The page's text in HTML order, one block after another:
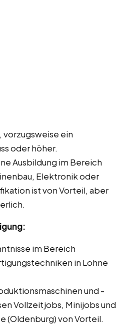
vorzugsweise ein
oder höher.
Ausbildung im Bereich
Elektronik oder
ist von Vorteil, aber
im Bereich
in Lohne
und -
Vollzeitjobs, Minijobs und
(Oldenburg) von Vorteil.